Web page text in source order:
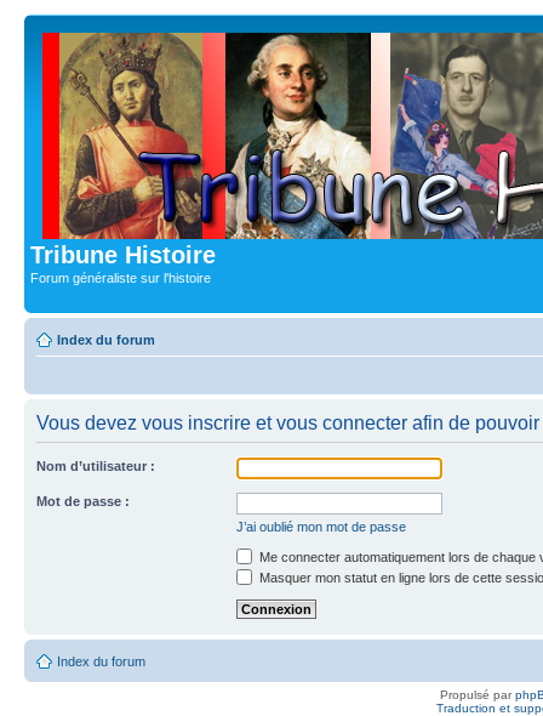
Tribune Histoire
Forum généraliste sur l'histoire
Index du forum
Vous devez vous inscrire et vous connecter afin de
Nom d’utilisateur :
Mot de passe :
J’ai oublié mon mot de passe
Me connecter automatiquement lors de chaque
Masquer mon statut en ligne lors de cette
Index du forum
Propulsé par
Traduction et